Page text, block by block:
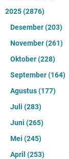
2025(2876)
Desember(203)
November(261)
Oktober(228)
September(164)
Agustus(177)
Juli (283)
Juni (265)
Mei (245)
April (253)